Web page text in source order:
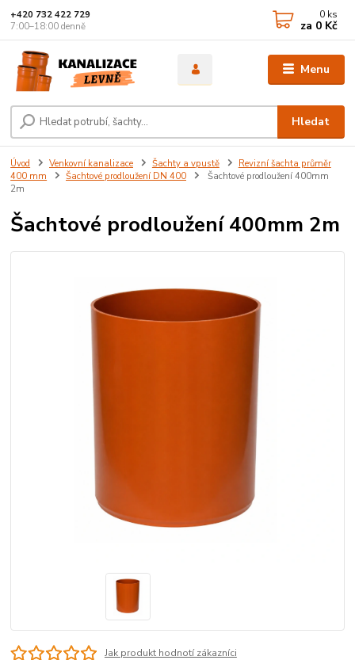
Menu
Hledat
+420 732 422 729
7:00–18:00 denně
0 ks
za 0 Kč
Úvod Venkovní kanalizace Šachty a vpustě
Revizní šachta průměr
400 mm
Šachtové prodloužení DN 400
Šachtové prodloužení 400mm
2m
Šachtové prodloužení 400mm 2m
Jak produkt hodnotí zákazníci